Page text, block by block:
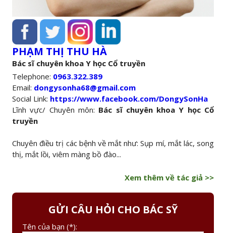
PHẠM THỊ THU HÀ
Bác sĩ chuyên khoa Y học Cổ truyền
Telephone: 0963.322.389
Email: dongysonha68@gmail.com
Social Link: https://www.facebook.com/DongySonHa
Lĩnh vực/ Chuyên môn: Bác sĩ chuyên khoa Y học Cổ
truyền
Chuyên điều trị các bệnh về mắt như: Sụp mí, mắt lác, song
thị, mắt lồi, viêm màng bồ đào...
Xem thêm về tác giả >>
GỬI CÂU HỎI CHO BÁC SỸ
Tên của bạn (*):